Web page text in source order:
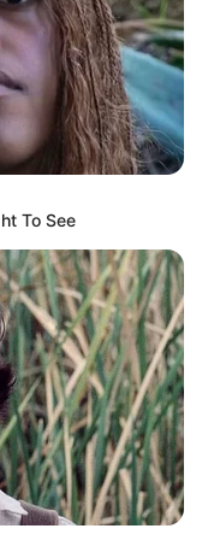
To See